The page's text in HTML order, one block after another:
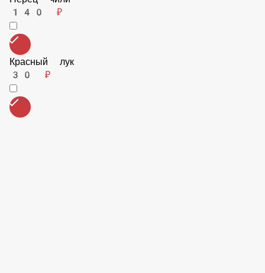
Перец халапеньо
70 ₽
175 ₽